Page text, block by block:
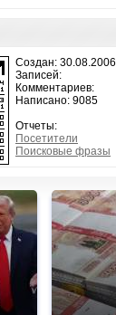
Создан: 30.08.2006
Записей:
Комментариев:
Написано: 9085
Отчеты:
Посетители
Поисковые фразы